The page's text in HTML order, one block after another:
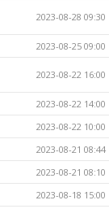
2023-08-28 09:30
2023-08-25 09:00
2023-08-22 16:00
2023-08-22 14:00
2023-08-22 10:00
2023-08-21 08:44
2023-08-21 08:10
2023-08-18 15:00